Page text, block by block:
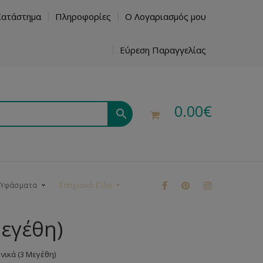
Πληροφορίες Ο Λογαριασμός μου
Εύρεση Παραγγελίας
0.00€
Εποχιακά Είδη
(3 Μεγέθη)